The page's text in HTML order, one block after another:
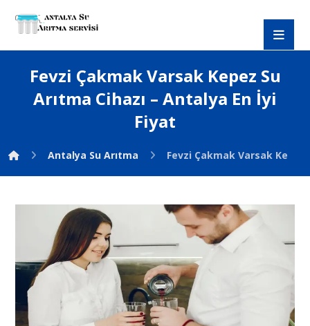
Fevzi Çakmak Varsak Kepez Su
Arıtma Cihazı – Antalya En İyi
Fiyat
Antalya Su Arıtma Fevzi Çakmak Varsak Kepez